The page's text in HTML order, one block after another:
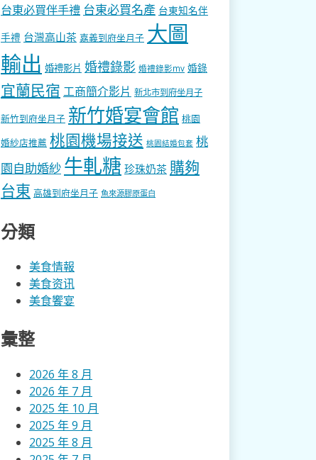
台東必買伴手禮 台東必買名產 台東知名伴
手禮 台灣高山茶 嘉義到府坐月子 大圖
輸出 婚禮影片 婚禮錄影 婚禮錄影mv 婚錄
宜蘭民宿 工商簡介影片 新北市到府坐月子
新竹到府坐月子 新竹婚宴會館 桃園
婚紗店推薦 桃園機場接送 桃園結婚包套 桃
園自助婚紗 牛軋糖 珍珠奶茶 購夠
台東 高雄到府坐月子 魚來源膠原蛋白
分類
美食情報
美食资讯
美食饗宴
彙整
2026 年 8 月
2026 年 7 月
2025 年 10 月
2025 年 9 月
2025 年 8 月